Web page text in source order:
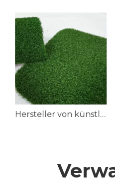
Hersteller von künstlichem Sportrasen in China